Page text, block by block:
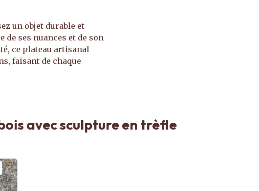
un objet durable et
ses nuances et de son
ce plateau artisanal
faisant de chaque
avec sculpture en trèfle